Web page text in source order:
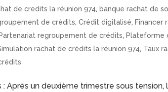
de credits la réunion 974,banque rachat de
de crédits,Crédit digitalisé,Financer
regroupement de crédits,Plateforme
rachat de crédits la réunion 974, Taux
Après un deuxième trimestre sous